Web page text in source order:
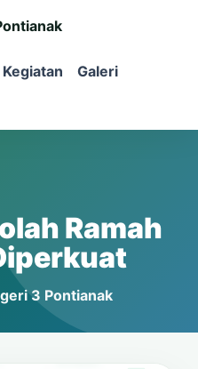
Kegiatan
Galeri
Ramah
3 Pontianak